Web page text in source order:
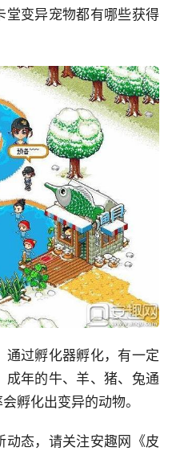
堂变异宠物都有哪些获得
通过孵化器孵化，有一定
成年的牛、羊、猪、兔通
孵化出变异的动物。
动态，请关注安趣网《皮